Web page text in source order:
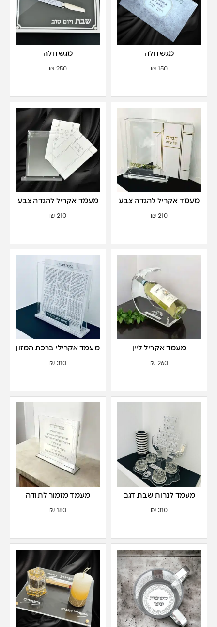
מגש חלה
150
₪
מגש חלה
250
₪
מעמד אקריל להגדה צבע
210
₪
מעמד אקריל להגדה צבע
210
₪
מעמד אקריל ליין
260
₪
מעמד אקרילי ברכת המזון
310
₪
מעמד לנרות שבת דגם
310
₪
מעמד מזמור לתודה
180
₪